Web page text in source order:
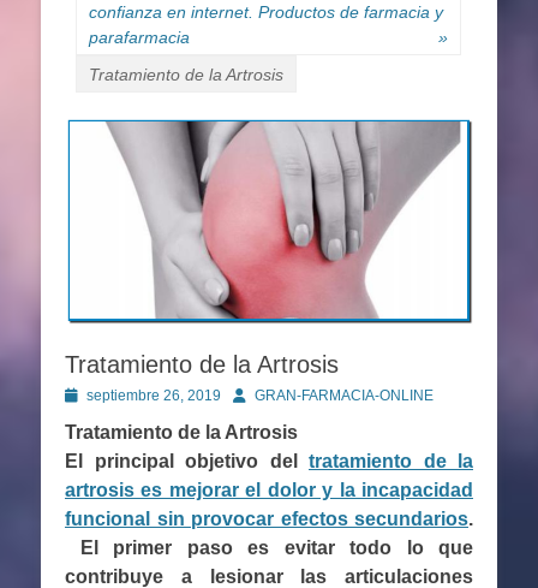
confianza en internet. Productos de farmacia y
parafarmacia
»
Tratamiento de la Artrosis
Tratamiento de la Artrosis
Publicado
septiembre 26, 2019 AutorGRAN-FARMACIA-ONLINE
Tratamiento de la Artrosis
El principal objetivo del tratamiento de la
artrosis es mejorar el dolor y la incapacidad
funcional sin provocar efectos secundarios.
El primer paso es evitar todo lo que
contribuye a lesionar las articulaciones